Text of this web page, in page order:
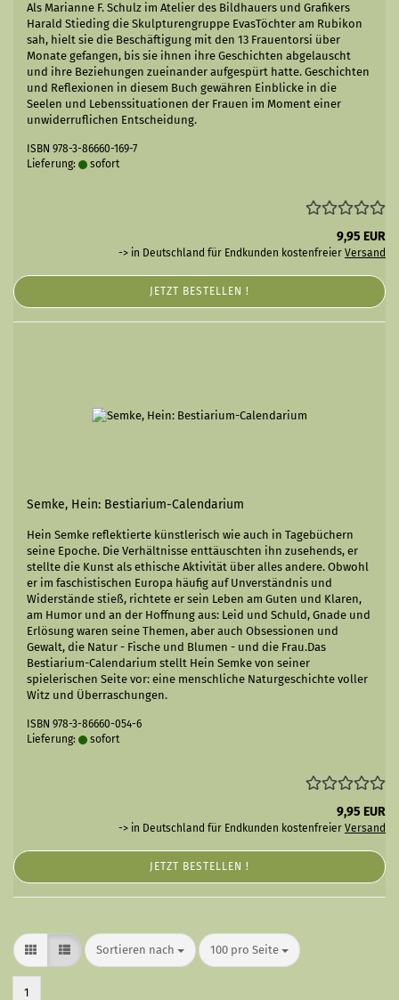
Als Marianne F. Schulz im Atelier des Bildhauers und Grafikers
Harald Stieding die Skulpturengruppe EvasTöchter am Rubikon
sah, hielt sie die Beschäftigung mit den 13 Frauentorsi über
Monate gefangen, bis sie ihnen ihre Geschichten abgelauscht
und ihre Beziehungen zueinander aufgespürt hatte. Geschichten
und Reflexionen in diesem Buch gewähren Einblicke in die
Seelen und Lebenssituationen der Frauen im Moment einer
unwiderruflichen Entscheidung.
ISBN 978-3-86660-169-7
Lieferung:
sofort
9,95 EUR
-> in Deutschland für Endkunden kostenfreier Versand
JETZT BESTELLEN !
Semke, Hein: Bestiarium-Calendarium
Hein Semke reflektierte künstlerisch wie auch in Tagebüchern
seine Epoche. Die Verhältnisse enttäuschten ihn zusehends, er
stellte die Kunst als ethische Aktivität über alles andere. Obwohl
er im faschistischen Europa häufig auf Unverständnis und
Widerstände stieß, richtete er sein Leben am Guten und Klaren,
am Humor und an der Hoffnung aus: Leid und Schuld, Gnade und
Erlösung waren seine Themen, aber auch Obsessionen und
Gewalt, die Natur - Fische und Blumen - und die Frau.Das
Bestiarium-Calendarium stellt Hein Semke von seiner
spielerischen Seite vor: eine menschliche Naturgeschichte voller
Witz und Überraschungen.
ISBN 978-3-86660-054-6
Lieferung:
sofort
9,95 EUR
-> in Deutschland für Endkunden kostenfreier Versand
JETZT BESTELLEN !
Sortieren nach
Sortieren nach 100 pro Seite
pro Seite
1